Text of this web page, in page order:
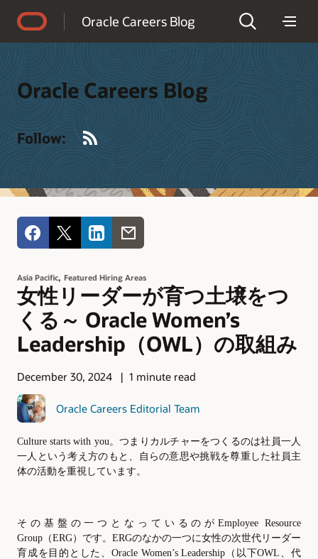
Oracle Careers Blog
Oracle Careers Blog
Follow:
Asia Pacific, Featured Hiring Areas
女性リーダーが育つ土壌をつ
くる～ Oracle Women’s
Leadership（OWL）の取組み
December 30, 2024 1 minute read
Oracle Careers Editorial Team
Culture starts with you。つまりカルチャーをつくるのは社員一人
一人という考え方のもと、自らの意思や挑戦を尊重した社員主
体の活動を重視しています。
その基盤の一つとなっているのがEmployee Resource
Group（ERG）です。ERGのなかの一つに女性の次世代リーダー
育成を目的とした、Oracle Women’s Leadership（以下OWL、代